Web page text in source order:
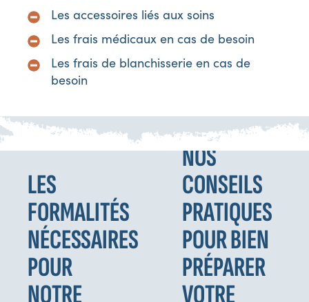
Les accessoires liés aux soins
Les frais médicaux en cas de besoin
Les frais de blanchisserie en cas de
besoin
LES
FORMALITÉS
NÉCESSAIRES
POUR
NOS
CONSEILS
PRATIQUES
POUR BIEN
PRÉPARER